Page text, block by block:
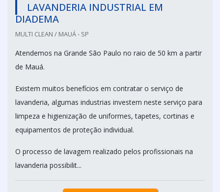
LAVANDERIA INDUSTRIAL EM
DIADEMA
MULTI CLEAN / MAUÁ - SP
Atendemos na Grande São Paulo no raio de 50 km a partir
de Mauá.
Existem muitos benefícios em contratar o serviço de
lavanderia, algumas industrias investem neste serviço para
limpeza e higienização de uniformes, tapetes, cortinas e
equipamentos de proteção individual.
O processo de lavagem realizado pelos profissionais na
lavanderia possibilit...